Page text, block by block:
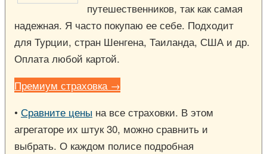
путешественников, так как самая
надежная. Я часто покупаю ее себе. Подходит
для Турции, стран Шенгена, Таиланда, США и др.
Оплата любой картой.
Премиум страховка →
• Сравните цены на все страховки. В этом
агрегаторе их штук 30, можно сравнить и
выбрать. О каждом полисе подробная